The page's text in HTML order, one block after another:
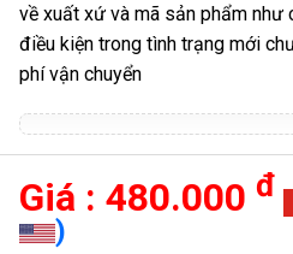
về xuất xứ và mã sản phẩm như
điều kiện trong tình trạng mới
phí vận chuyển
480.000 đ
)